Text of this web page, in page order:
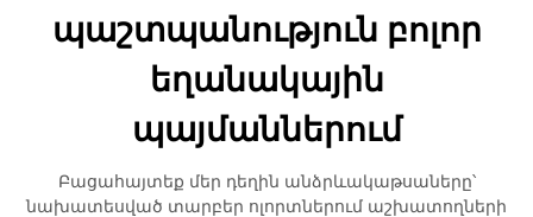
պաշտպանություն բոլոր
եղանակային
պայմաններում
Բացահայտեք մեր դեղին անձրևակաթսաները՝
նախատեսված տարբեր ոլորտներում աշխատողների